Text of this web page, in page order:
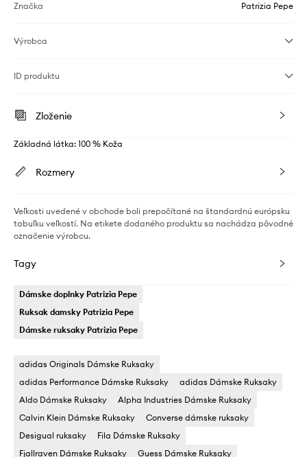
Značka Patrizia Pepe
Výrobca
ID produktu
Zloženie
Základná látka: 100 % Koža
Rozmery
Veľkosti uvedené v obchode boli prepočítané na štandardnú európsku
tabuľku veľkostí. Na etikete dodaného produktu sa nachádza pôvodné
označenie výrobcu.
Tagy
Dámske doplnky Patrizia Pepe
Ruksak damsky Patrizia Pepe
Dámske ruksaky Patrizia Pepe
adidas Originals Dámske Ruksaky
adidas Performance Dámske Ruksaky
adidas Dámske Ruksaky
Aldo Dámske Ruksaky
Alpha Industries Dámske Ruksaky
Calvin Klein Dámske Ruksaky
Converse dámske ruksaky
Desigual ruksaky
Fila Dámske Ruksaky
Fjallraven Dámske Ruksaky
Guess Dámske Ruksaky